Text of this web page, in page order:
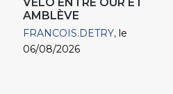
AMBLÈVE
FRANCOIS.DETRY le
06/08/2026